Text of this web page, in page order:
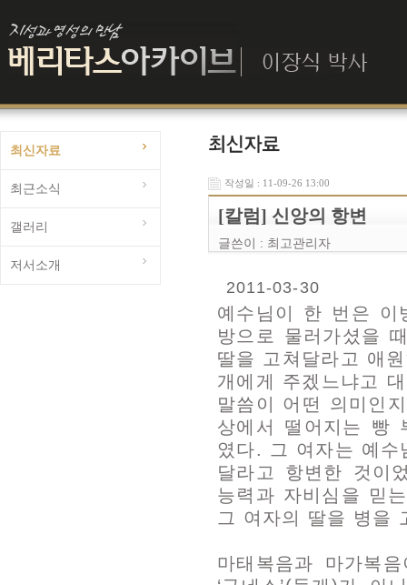
최신자료
최근소식
갤러리
저서소개
작성일 : 11-09-26 13:00
[칼럼] 신앙의 항변
글쓴이 : 최고관리자
2011-03-30
예수님이 한 번은 이
방으로 물러가셨을
딸을 고쳐달라고 애
개에게 주겠느냐고
말씀이 어떤 의미인
상에서 떨어지는 빵
였다. 그 여자는 예수
달라고 항변한 것이
능력과 자비심을 믿
그 여자의 딸을 병을
마태복음과 마가복